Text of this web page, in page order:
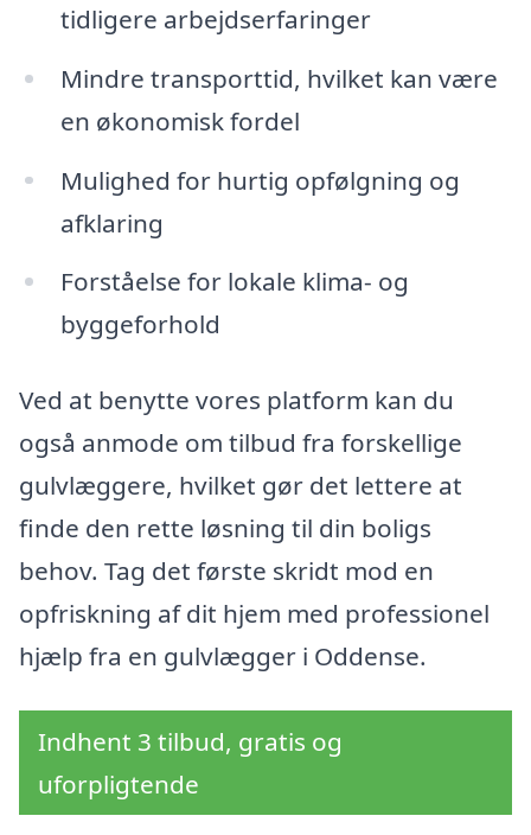
tidligere arbejdserfaringer
Mindre transporttid, hvilket kan være
en økonomisk fordel
Mulighed for hurtig opfølgning og
afklaring
Forståelse for lokale klima- og
byggeforhold
Ved at benytte vores platform kan du
også anmode om tilbud fra forskellige
gulvlæggere, hvilket gør det lettere at
finde den rette løsning til din boligs
behov. Tag det første skridt mod en
opfriskning af dit hjem med professionel
hjælp fra en gulvlægger i Oddense.
Indhent 3 tilbud, gratis og
uforpligtende